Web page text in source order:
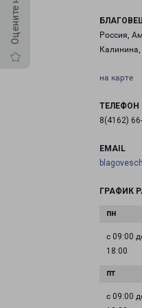
Россия,
Калинина,
на карте
ТЕЛЕФОН
8(4162)
EMAIL
ГРАФИК
с 09:00
18:00
с 09:00